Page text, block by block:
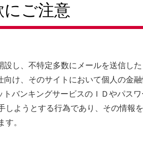
ご注意
し、不特定多数にメールを送信し
け、そのサイトにおいて個人の金
バンキングサービスのＩＤやパス
しようとする行為であり、その情報
す。